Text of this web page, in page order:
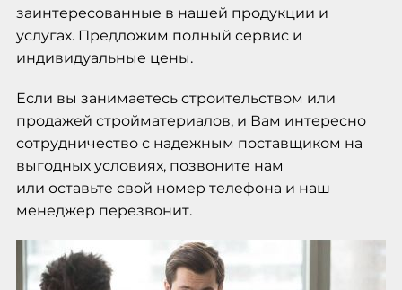
заинтересованные в нашей продукции и
услугах. Предложим полный сервис и
индивидуальные цены.
Если вы занимаетесь строительством или
продажей стройматериалов, и Вам интересно
сотрудничество с надежным поставщиком на
выгодных условиях, позвоните нам
или оставьте свой номер телефона и наш
менеджер перезвонит.